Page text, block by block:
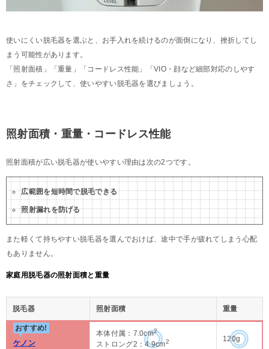
使いにくい脱毛器を選ぶと、お手入れを続けるのが面倒になり、挫折してし
まう可能性があります。
「照射面積」「重量」「コードレス性能」「VIO・顔など細部対応のしやす
さ」をチェックして、使いやすい脱毛器を選びましょう。
照射面積・重量・コードレス性能
照射面積が広い脱毛器が使いやすい理由は次の2つです。
広範囲を短時間で脱毛できる
照射漏れを防げる
また軽くて持ちやすい脱毛器を選んでおけば、途中で手が疲れてしまう心配
もありません。
家庭用脱毛器の照射面積と重量
脱毛器 照射面積 重量
おすすめ!
ケノン
本体付属：7.0cm2
ストロング2：4.9cm2 120g